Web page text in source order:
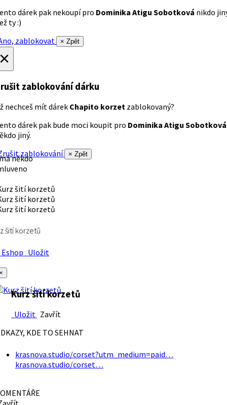
dárek pak nekoupí pro Dominika Atigu Sobotková nikdo
ty :)
zablokovat
× Zpět
zablokování dárku
nechceš mít dárek Chapito korzet zablokovaný?
dárek pak bude moci koupit pro Dominika Atigu Sobotková
jiný.
zablokování
× Zpět
někdo
šití korzetů
Uložit
Kurz šití korzetů
Uložit Zavřít
KDE TO SEHNAT
krasnova.studio/corset?utm_medium=paid…
krasnova.studio/corset…